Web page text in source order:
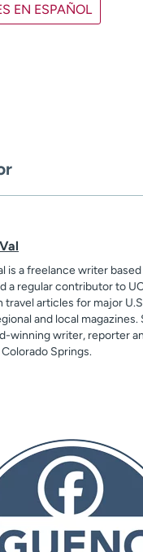
EN ESPAÑOL
is a freelance writer
a regular contributor to
travel articles for major
and local
winning writer, reporter
Springs.